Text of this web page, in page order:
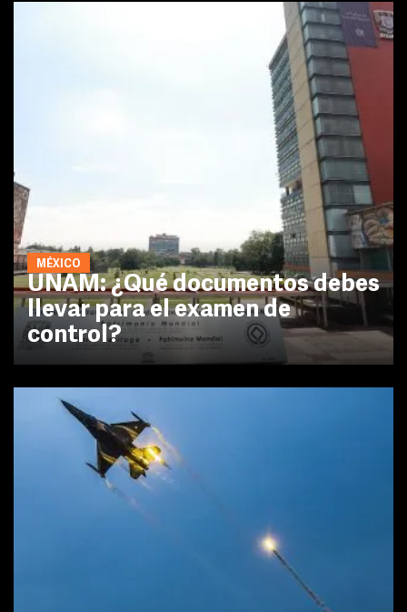
MÉXICO
UNAM: ¿Qué documentos debes
llevar para el examen de
control?